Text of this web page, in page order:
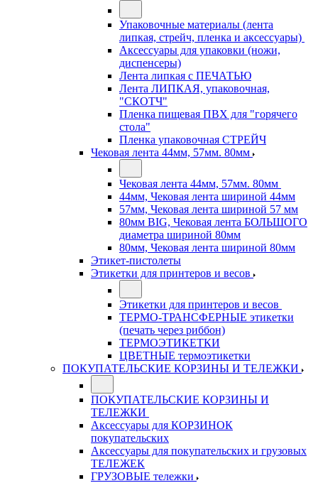
Упаковочные материалы (лента
липкая, стрейч, пленка и аксессуары)
Аксессуары для упаковки (ножи,
диспенсеры)
Лента липкая с ПЕЧАТЬЮ
Лента ЛИПКАЯ, упаковочная,
"СКОТЧ"
Пленка пищевая ПВХ для "горячего
стола"
Пленка упаковочная СТРЕЙЧ
Чековая лента 44мм, 57мм. 80мм
Чековая лента 44мм, 57мм. 80мм
44мм, Чековая лента шириной 44мм
57мм, Чековая лента шириной 57 мм
80мм BIG, Чековая лента БОЛЬШОГО
диаметра шириной 80мм
80мм, Чековая лента шириной 80мм
Этикет-пистолеты
Этикетки для принтеров и весов
Этикетки для принтеров и весов
ТЕРМО-ТРАНСФЕРНЫЕ этикетки
(печать через риббон)
ТЕРМОЭТИКЕТКИ
ЦВЕТНЫЕ термоэтикетки
ПОКУПАТЕЛЬСКИЕ КОРЗИНЫ И ТЕЛЕЖКИ
ПОКУПАТЕЛЬСКИЕ КОРЗИНЫ И
ТЕЛЕЖКИ
Аксессуары для КОРЗИНОК
покупательских
Аксессуары для покупательских и грузовых
ТЕЛЕЖЕК
ГРУЗОВЫЕ тележки